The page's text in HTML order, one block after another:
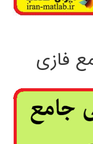
فازی